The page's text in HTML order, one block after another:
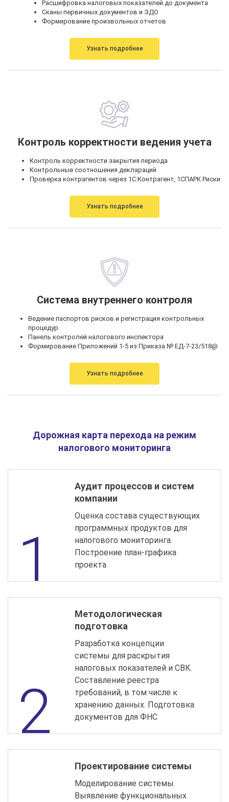
Расшифровка налоговых показателей до документа
Сканы первичных документов и ЭДО
Формирование произвольных отчетов
Узнать подробнее
Контроль корректности ведения учета
Контроль корректности закрытия периода
Контрольные соотношения деклараций
Проверка контрагентов через 1С:Контрагент, 1СПАРК Риски
Узнать подробнее
Система внутреннего контроля
Ведение паспортов рисков и регистрация контрольных
процедур
Панель контролей налогового инспектора
Формирование Приложений 1-5 из Приказа № ЕД-7-23/518@
Узнать подробнее
Дорожная карта перехода на режим
налогового мониторинга
Аудит процессов и систем
компании
Оценка состава существующих
программных продуктов для
налогового мониторинга.
Построение план-графика
проекта
Методологическая
подготовка
Разработка концепции
системы для раскрытия
налоговых показателей и СВК.
Составление реестра
требований, в том числе к
хранению данных. Подготовка
документов для ФНС
Проектирование системы
Моделирование системы.
Выявление функциональных